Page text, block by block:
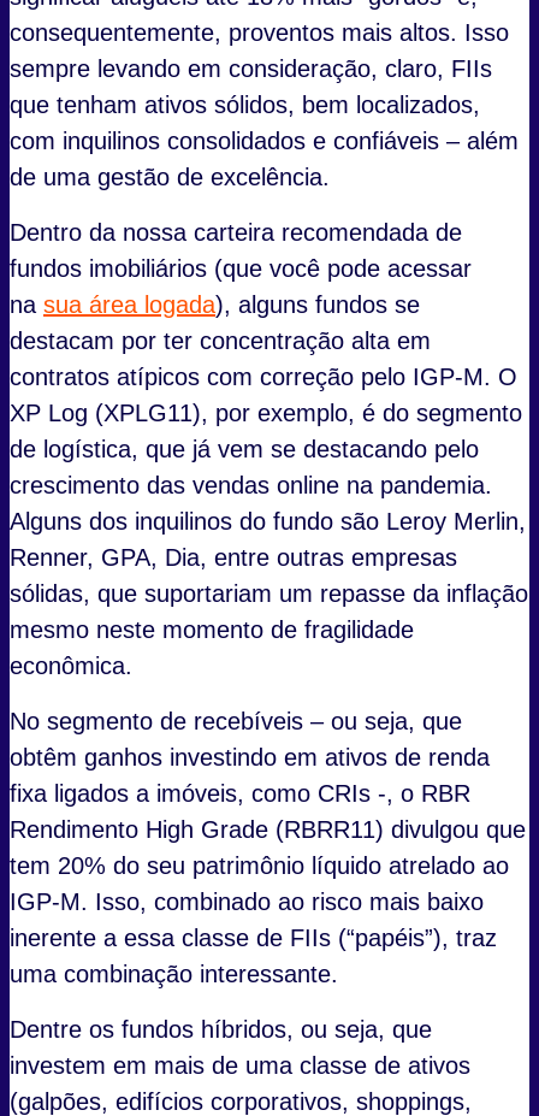
consequentemente, proventos mais altos. Isso
sempre levando em consideração, claro, FIIs
que tenham ativos sólidos, bem localizados,
com inquilinos consolidados e confiáveis – além
de uma gestão de excelência.
Dentro da nossa carteira recomendada de
fundos imobiliários (que você pode acessar
na sua área logada), alguns fundos se
destacam por ter concentração alta em
contratos atípicos com correção pelo IGP-M. O
XP Log (XPLG11), por exemplo, é do segmento
de logística, que já vem se destacando pelo
crescimento das vendas online na pandemia.
Alguns dos inquilinos do fundo são Leroy Merlin,
Renner, GPA, Dia, entre outras empresas
sólidas, que suportariam um repasse da inflação
mesmo neste momento de fragilidade
econômica.
No segmento de recebíveis – ou seja, que
obtêm ganhos investindo em ativos de renda
fixa ligados a imóveis, como CRIs -, o RBR
Rendimento High Grade (RBRR11) divulgou que
tem 20% do seu patrimônio líquido atrelado ao
IGP-M. Isso, combinado ao risco mais baixo
inerente a essa classe de FIIs (“papéis”), traz
uma combinação interessante.
Dentre os fundos híbridos, ou seja, que
investem em mais de uma classe de ativos
(galpões, edifícios corporativos, shoppings,